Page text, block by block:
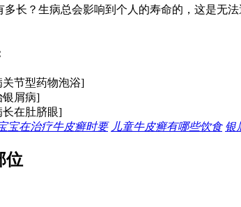
多长？生病总会影响到个人的寿命的，这是无
关节型药物泡浴]
银屑病]
长在肚脐眼]
宝在治疗牛皮癣时要 儿童牛皮癣有哪些饮食 银
位